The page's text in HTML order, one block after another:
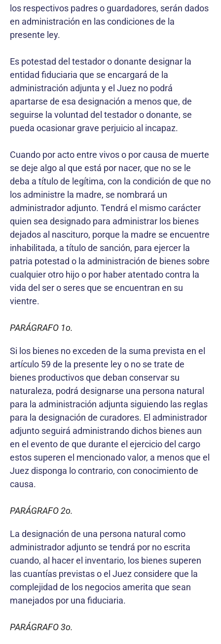
los respectivos padres o guardadores, serán dados
en administración en las condiciones de la
presente ley.
Es potestad del testador o donante designar la
entidad fiduciaria que se encargará de la
administración adjunta y el Juez no podrá
apartarse de esa designación a menos que, de
seguirse la voluntad del testador o donante, se
pueda ocasionar grave perjuicio al incapaz.
Cuando por acto entre vivos o por causa de muerte
se deje algo al que está por nacer, que no se le
deba a título de legítima, con la condición de que no
los administre la madre, se nombrará un
administrador adjunto. Tendrá el mismo carácter
quien sea designado para administrar los bienes
dejados al nascituro, porque la madre se encuentre
inhabilitada, a título de sanción, para ejercer la
patria potestad o la administración de bienes sobre
cualquier otro hijo o por haber atentado contra la
vida del ser o seres que se encuentran en su
vientre.
PARÁGRAFO 1o.
Si los bienes no exceden de la suma prevista en el
artículo 59 de la presente ley o no se trate de
bienes productivos que deban conservar su
naturaleza, podrá designarse una persona natural
para la administración adjunta siguiendo las reglas
para la designación de curadores. El administrador
adjunto seguirá administrando dichos bienes aun
en el evento de que durante el ejercicio del cargo
estos superen el mencionado valor, a menos que el
Juez disponga lo contrario, con conocimiento de
causa.
PARÁGRAFO 2o.
La designación de una persona natural como
administrador adjunto se tendrá por no escrita
cuando, al hacer el inventario, los bienes superen
las cuantías previstas o el Juez considere que la
complejidad de los negocios amerita que sean
manejados por una fiduciaria.
PARÁGRAFO 3o.